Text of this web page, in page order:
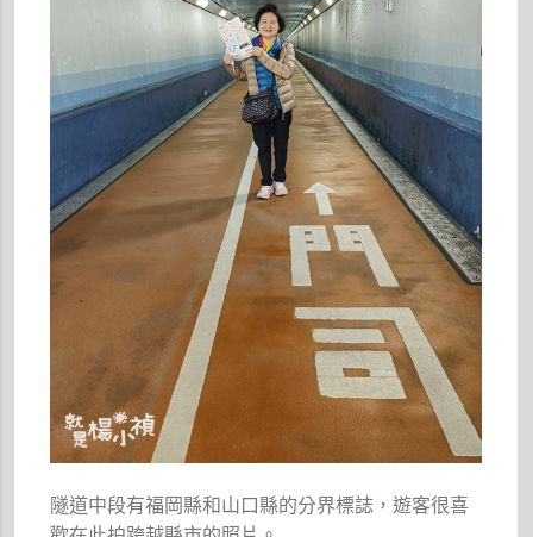
隧道中段有福岡縣和山口縣的分界標誌，遊客很喜